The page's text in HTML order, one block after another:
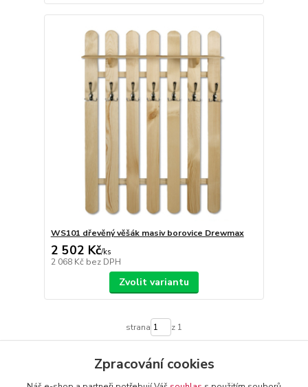
WS101 dřevěný věšák masiv borovice Drewmax
2 502 Kč/ks
2 068 Kč bez DPH
Zvolit variantu
strana z 1
Zpracování cookies